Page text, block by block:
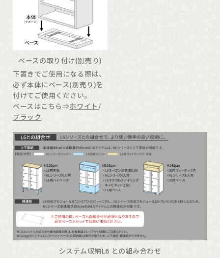
ベースの取り付け(別売り)
下置きでご使用になる際は、
必ず本体にベース(別売り)を
付けてご使用ください。
ベースはこちら⇒ホワイト /
ブラック
システム収納L6 との組み合わせ